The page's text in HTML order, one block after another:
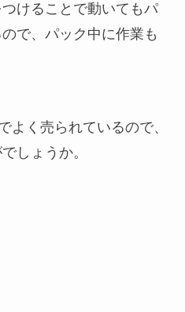
けることで動いてもパ
で、パック中に作業も
よく売られているので、
しょうか。